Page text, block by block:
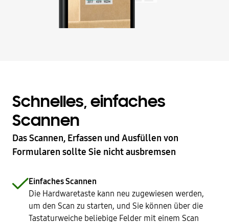
Schnelles, einfaches
Scannen
Das Scannen, Erfassen und Ausfüllen von
Formularen sollte Sie nicht ausbremsen
Einfaches Scannen
Die Hardwaretaste kann neu zugewiesen werden,
um den Scan zu starten, und Sie können über die
Tastaturweiche beliebige Felder mit einem Scan